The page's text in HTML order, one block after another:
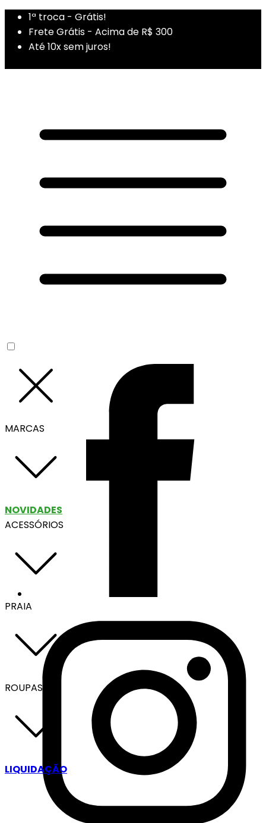
1ª troca - Grátis!
Frete Grátis - Acima de R$ 300
Até 10x sem juros!
MARCAS
NOVIDADES
ACESSÓRIOS
PRAIA
ROUPAS
LIQUIDAÇÃO